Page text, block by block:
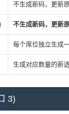
不生成新码，更新
不生成新码，更新
每个席位独立生成
生成对应数量的新
3)